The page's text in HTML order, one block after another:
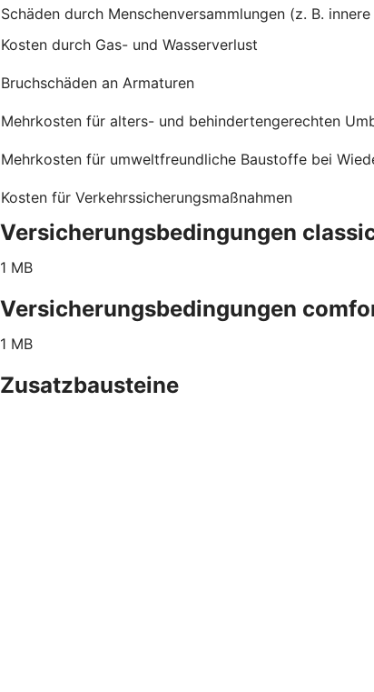
Schäden durch Menschenversammlungen (z. B.
Kosten durch Gas- und Wasserverlust
Bruchschäden an Armaturen
Mehrkosten für alters- und behindertengerechten
Mehrkosten für umweltfreundliche Baustoffe bei
Kosten für Verkehrssicherungsmaßnahmen
Versicherungsbedingungen
1 MB
Versicherungsbedingungen
1 MB
Zusatzbausteine